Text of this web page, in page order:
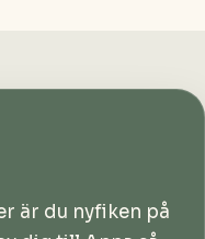
är du nyfiken på